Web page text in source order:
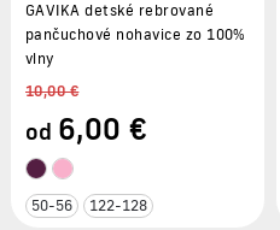
GAVIKA detské rebrované
pančuchové nohavice zo 100%
vlny
10,00 €
od 6,00 €
50-56 122-128